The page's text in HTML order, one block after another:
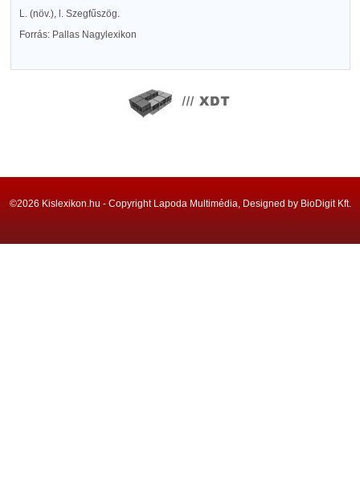
L. (növ.), l. Szegfűszög.
Forrás: Pallas Nagylexikon
©2026 Kislexikon.hu - Copyright Lapoda Multimédia, Designed by BioDigit Kft.